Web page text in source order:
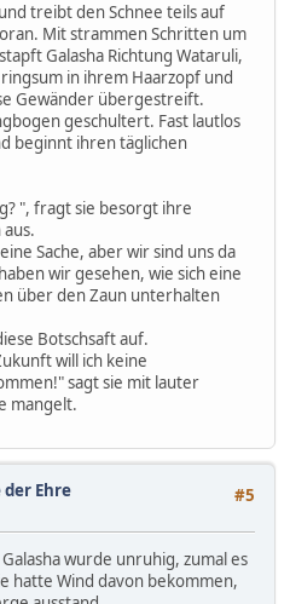
treibt den Schnee teils auf
Mit strammen Schritten um
Galasha Richtung Wataruli,
in ihrem Haarzopf und
Gewänder übergestreift.
geschultert. Fast lautlos
beginnt ihren täglichen
", fragt sie besorgt ihre
Sache, aber wir sind uns da
wir gesehen, wie sich eine
über den Zaun unterhalten
Botschsaft auf.
will ich keine
sagt sie mit lauter
mangelt.
#5
der Ehre
wurde unruhig, zumal es
hatte Wind davon bekommen,